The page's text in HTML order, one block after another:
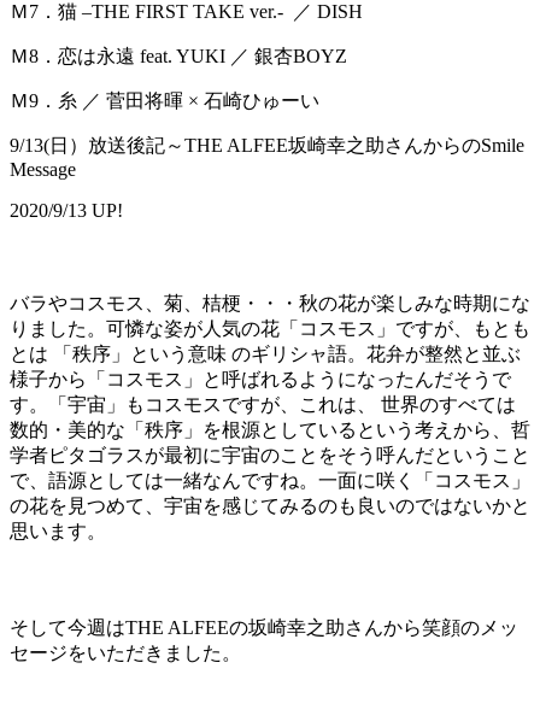
Ｍ7．猫 –THE FIRST TAKE ver.- ／ DISH
Ｍ8．恋は永遠 feat. YUKI ／ 銀杏BOYZ
Ｍ9．糸 ／ 菅田将暉 × 石崎ひゅーい
9/13(日）放送後記～THE ALFEE坂崎幸之助さんからのSmile
Message
2020/9/13 UP!
バラやコスモス、菊、桔梗・・・秋の花が楽しみな時期にな
りました。可憐な姿が人気の花「コスモス」ですが、もとも
とは 「秩序」という意味 のギリシャ語。花弁が整然と並ぶ
様子から「コスモス」と呼ばれるようになったんだそうで
す。「宇宙」もコスモスですが、これは、 世界のすべては
数的・美的な「秩序」を根源としているという考えから、哲
学者ピタゴラスが最初に宇宙のことをそう呼んだということ
で、語源としては一緒なんですね。一面に咲く「コスモス」
の花を見つめて、宇宙を感じてみるのも良いのではないかと
思います。
そして今週はTHE ALFEEの坂崎幸之助さんから笑顔のメッ
セージをいただきました。